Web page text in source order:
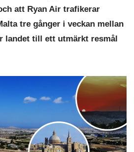
att Ryan Air trafikerar
tre gånger i veckan mellan
landet till ett utmärkt resmål